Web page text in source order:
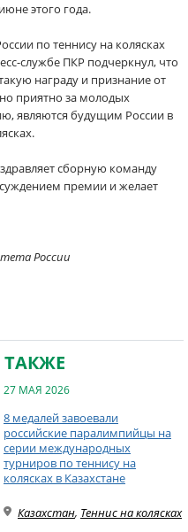
этого года.
по теннису на колясках
службе ПКР подчеркнул, что
награду и признание от
приятно за молодых
являются будущим России в
сборную команду
премии и желает
России
27 МАЯ 2026
8 медалей завоевали
российские паралимпийцы на
серии международных
турниров по теннису на
колясках в Казахстане
Казахстан, Теннис на колясках